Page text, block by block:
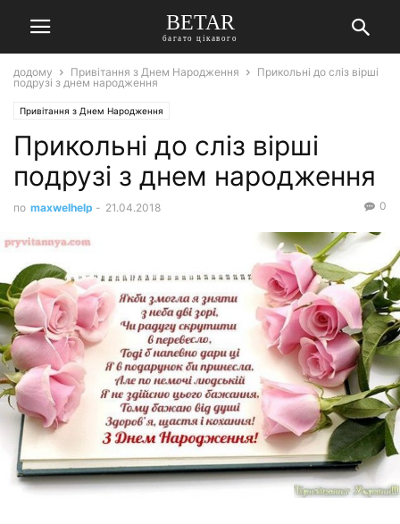
BETAR
багато цікавого
додому Привітання з Днем Народження
Прикольні до сліз вірші
подрузі з днем народження
Привітання з Днем Народження
Прикольні до сліз вірші
подрузі з днем народження
по maxwelhelp - 21.04.2018 0